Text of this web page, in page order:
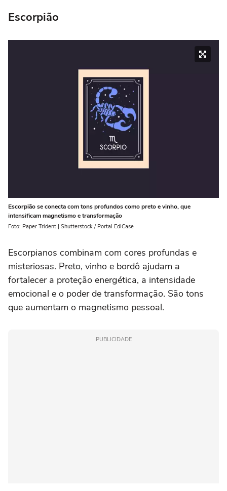
Escorpião
Escorpião se conecta com tons profundos como preto e vinho, que
intensificam magnetismo e transformação
Foto: Paper Trident | Shutterstock / Portal EdiCase
Escorpianos combinam com cores profundas e
misteriosas. Preto, vinho e bordô ajudam a
fortalecer a proteção energética, a intensidade
emocional e o poder de transformação. São tons
que aumentam o magnetismo pessoal.
PUBLICIDADE